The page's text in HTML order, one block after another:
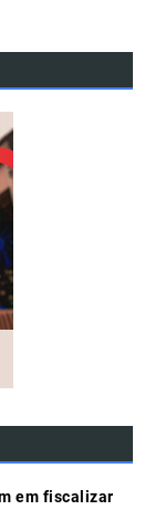
em fiscalizar